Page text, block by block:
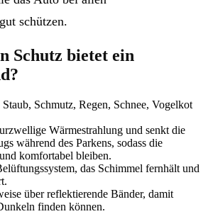
schützen.
Schutz bietet ein
Schmutz, Regen, Schnee, Vogelkot
Wärmestrahlung und senkt die
während des Parkens, sodass die
komfortabel bleiben.
das Schimmel fernhält und
über reflektierende Bänder, damit
finden können.